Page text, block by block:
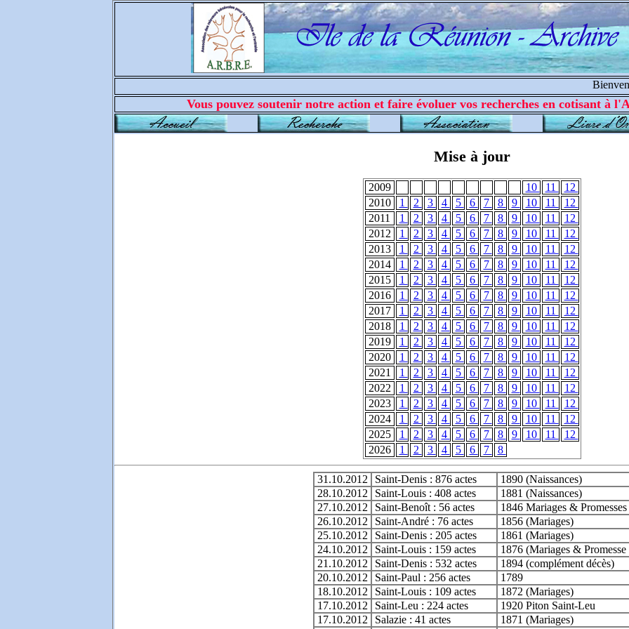
Vous pouvez soutenir notre action et faire évoluer vos recherches en cotisant à
Mise à jour
2009 10 11
12
2010
1 2 3 4 5 6 7 8 9 10 11
12
2011
1 2 3 4 5 6 7 8 9 10 11
12
2012
1 2 3 4 5 6 7 8 9 10 11
12
2013
1 2 3 4 5 6 7 8 9 10 11
12
2014
1 2 3 4 5 6 7 8 9 10 11
12
2015
1 2 3 4 5 6 7 8 9 10 11
12
2016
1 2 3 4 5 6 7 8 9 10 11
12
2017
1 2 3 4 5 6 7 8 9 10 11
12
2018
1 2 3 4 5 6 7 8 9 10 11
12
2019
1 2 3 4 5 6 7 8 9 10 11
12
2020
1 2 3 4 5 6 7 8 9 10 11
12
2021
1 2 3 4 5 6 7 8 9 10 11
12
2022
1 2 3 4 5 6 7 8 9 10 11
12
2023
1 2 3 4 5 6 7 8 9 10 11
12
2024
1 2 3 4 5 6 7 8 9 10 11
12
2025
1 2 3 4 5 6 7 8 9 10 11
12
2026
1 2 3 4 5 6 7 8
31.10.2012 Saint-Denis : 876 actes
1890 (Naissances)
28.10.2012
Saint-Louis : 408 actes
1881 (Naissances)
27.10.2012
Saint-Benoît : 56 actes
1846 Mariages & Promesses
26.10.2012
Saint-André : 76 actes
1856 (Mariages)
25.10.2012
Saint-Denis : 205 actes
1861 (Mariages)
24.10.2012
Saint-Louis : 159 actes
1876 (Mariages & Promesse
21.10.2012
Saint-Denis : 532 actes
1894 (complément décès)
20.10.2012
Saint-Paul : 256 actes
1789
18.10.2012
Saint-Louis : 109 actes
1872 (Mariages)
17.10.2012
Saint-Leu : 224 actes
1920 Piton Saint-Leu
17.10.2012
Salazie : 41 actes
1871 (Mariages)